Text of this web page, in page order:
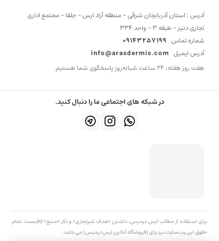
آدرس : استان آذربایجان شرقی - منطقه آزاد ارس - جلفا - مجتمع اداری
تجاری دنیز - طبقه 3 - واحد 334
شماره تماس 09143257199
آدرس ایمیل info@arasdermis.com
هفت روز هفته، ۲۴ ساعت شبانه‌روز پاسخگوی شما هستیم.
در شبکه های اجتماعی ما را دنبال کنید.
برای استفاده از مطالب ارس درمیس، داشتن «هدف غیرتجاری» و ذکر «منبع» کافیست. تمام
حقوق اين وب‌سايت نیز برای (فروشگاه آنلاین ارس درمیس) می باشد.